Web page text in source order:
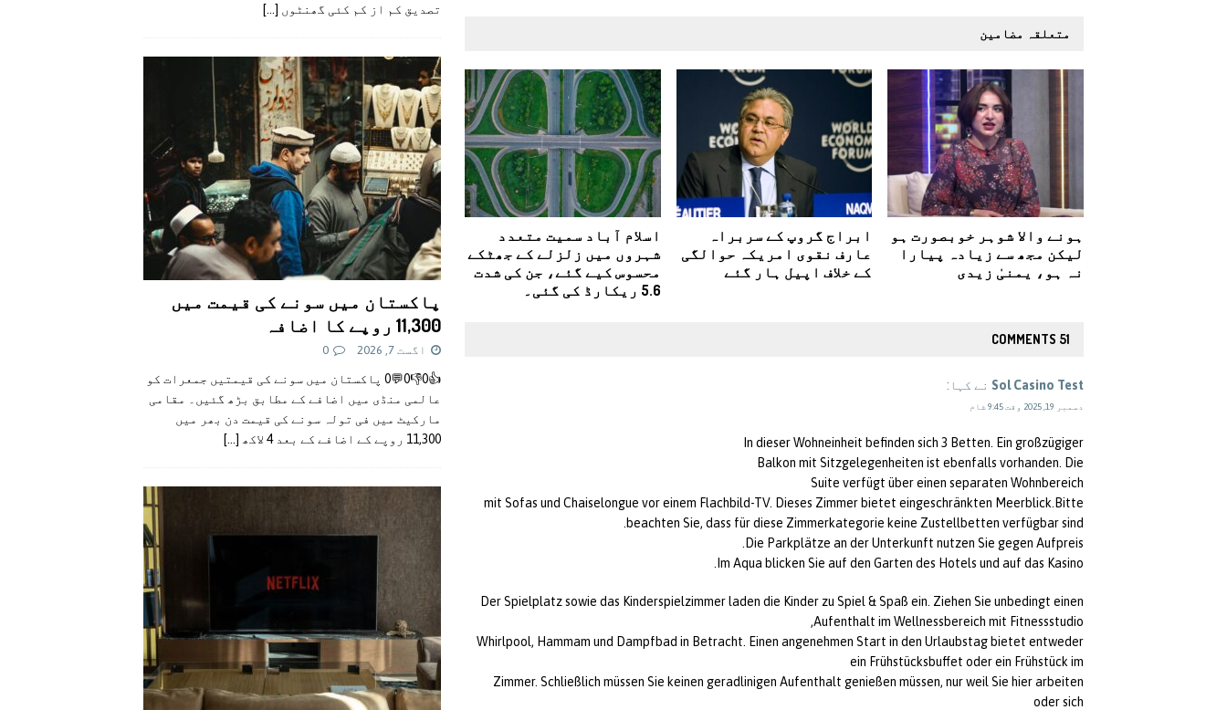
متعلقہ مضامین
ہونے والا شوہر خوبصورت ہو
لیکن مجھ سے زیادہ پیارا
نہ ہو، یمنیٰ زیدی
ابراج گروپ کے سربراہ
عارف نقوی امریکہ حوالگی
کے خلاف اپیل ہار گئے
اسلام آباد سمیت متعدد
شہروں میں زلزلے کے جھٹکے
محسوس کیے گئے، جن کی شدت
5.6 ریکارڈ کی گئی۔
51 COMMENTS
Sol Casino Test نے کہا:
دسمبر 19, 2025 وقت 9:45 شام
In dieser Wohneinheit befinden sich 3 Betten. Ein großzügiger
Balkon mit Sitzgelegenheiten ist ebenfalls vorhanden. Die
Suite verfügt über einen separaten Wohnbereich
mit Sofas und Chaiselongue vor einem Flachbild-TV. Dieses Zimmer bietet eingeschränkten Meerblick.Bitte
beachten Sie, dass für diese Zimmerkategorie keine Zustellbetten verfügbar sind.
Die Parkplätze an der Unterkunft nutzen Sie gegen Aufpreis.
Im Aqua blicken Sie auf den Garten des Hotels und auf das Kasino.
Der Spielplatz sowie das Kinderspielzimmer laden die Kinder zu Spiel & Spaß ein. Ziehen Sie unbedingt einen
Aufenthalt im Wellnessbereich mit Fitnessstudio,
Whirlpool, Hammam und Dampfbad in Betracht. Einen angenehmen Start in den Urlaubstag bietet entweder
ein Frühstücksbuffet oder ein Frühstück im
Zimmer. Schließlich müssen Sie keinen geradlinigen Aufenthalt genießen müssen, nur weil Sie hier arbeiten
oder sich
تصدیق کم از کم کئی گھنٹوں [...]
پاکستان میں سونے کی قیمت میں
11,300 روپے کا اضافہ
اگست 7, 2026 0
👍0👎0💬0 پاکستان میں سونے کی قیمتیں جمعرات کو
عالمی منڈی میں اضافے کے مطابق بڑھ گئیں۔ مقامی
مارکیٹ میں فی تولہ سونے کی قیمت دن بھر میں
11,300 روپے کے اضافے کے بعد 4 لاکھ
[...]